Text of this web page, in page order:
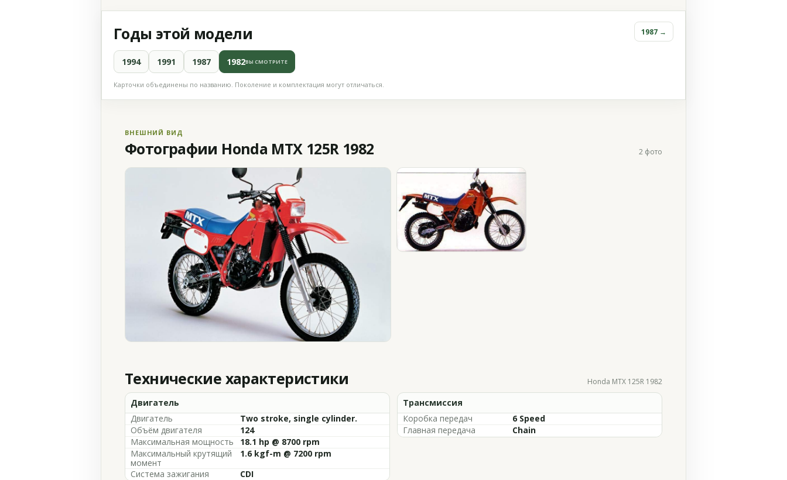
Годы этой модели 1987 →
1994 1991 1987 1982ВЫ СМОТРИТЕ
Карточки объединены по названию. Поколение и комплектация могут отличаться.
ВНЕШНИЙ ВИД
Фотографии Honda MTX 125R 1982 2 фото
Технические характеристики Honda MTX 125R 1982
Двигатель
Двигатель
Two stroke, single cylinder.
Объём двигателя
124
Максимальная мощность
18.1 hp @ 8700 rpm
Максимальный крутящий
момент
1.6 kgf-m @ 7200 rpm
Система зажигания
CDI
Трансмиссия
Коробка передач
6 Speed
Главная передача
Chain